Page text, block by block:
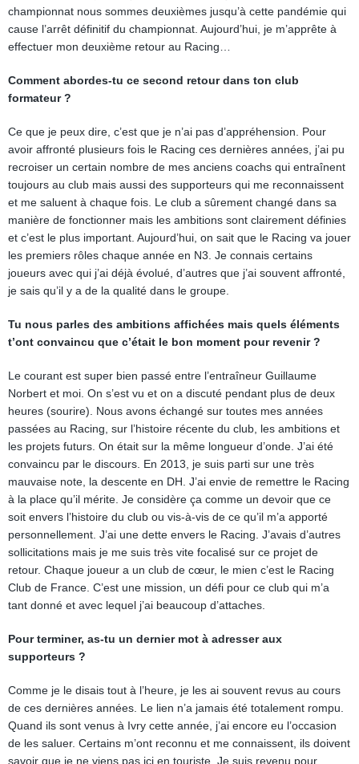
championnat nous sommes deuxièmes jusqu’à cette pandémie qui
cause l’arrêt définitif du championnat. Aujourd’hui, je m’apprête à
effectuer mon deuxième retour au Racing…
Comment abordes-tu ce second retour dans ton club
formateur ?
Ce que je peux dire, c’est que je n’ai pas d’appréhension. Pour
avoir affronté plusieurs fois le Racing ces dernières années, j’ai pu
recroiser un certain nombre de mes anciens coachs qui entraînent
toujours au club mais aussi des supporteurs qui me reconnaissent
et me saluent à chaque fois. Le club a sûrement changé dans sa
manière de fonctionner mais les ambitions sont clairement définies
et c’est le plus important. Aujourd’hui, on sait que le Racing va jouer
les premiers rôles chaque année en N3. Je connais certains
joueurs avec qui j’ai déjà évolué, d’autres que j’ai souvent affronté,
je sais qu’il y a de la qualité dans le groupe.
Tu nous parles des ambitions affichées mais quels éléments
t’ont convaincu que c’était le bon moment pour revenir ?
Le courant est super bien passé entre l’entraîneur Guillaume
Norbert et moi. On s’est vu et on a discuté pendant plus de deux
heures (sourire). Nous avons échangé sur toutes mes années
passées au Racing, sur l’histoire récente du club, les ambitions et
les projets futurs. On était sur la même longueur d’onde. J’ai été
convaincu par le discours. En 2013, je suis parti sur une très
mauvaise note, la descente en DH. J’ai envie de remettre le Racing
à la place qu’il mérite. Je considère ça comme un devoir que ce
soit envers l’histoire du club ou vis-à-vis de ce qu’il m’a apporté
personnellement. J’ai une dette envers le Racing. J’avais d’autres
sollicitations mais je me suis très vite focalisé sur ce projet de
retour. Chaque joueur a un club de cœur, le mien c’est le Racing
Club de France. C’est une mission, un défi pour ce club qui m’a
tant donné et avec lequel j’ai beaucoup d’attaches.
Pour terminer, as-tu un dernier mot à adresser aux
supporteurs ?
Comme je le disais tout à l’heure, je les ai souvent revus au cours
de ces dernières années. Le lien n’a jamais été totalement rompu.
Quand ils sont venus à Ivry cette année, j’ai encore eu l’occasion
de les saluer. Certains m’ont reconnu et me connaissent, ils doivent
savoir que je ne viens pas ici en touriste. Je suis revenu pour